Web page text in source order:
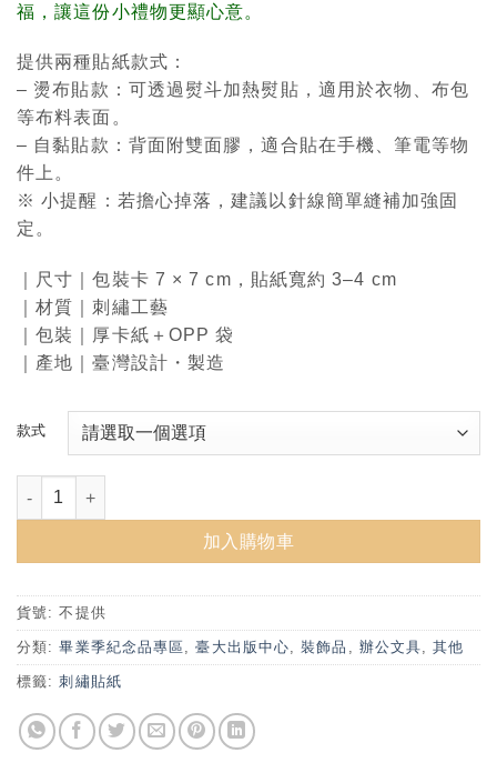
福，讓這份小禮物更顯心意。
提供兩種貼紙款式：
– 燙布貼款：可透過熨斗加熱熨貼，適用於衣物、布包
等布料表面。
– 自黏貼款：背面附雙面膠，適合貼在手機、筆電等物
件上。
※ 小提醒：若擔心掉落，建議以針線簡單縫補加強固
定。
｜尺寸｜包裝卡 7 × 7 cm，貼紙寬約 3–4 cm
｜材質｜刺繡工藝
｜包裝｜厚卡紙＋OPP 袋
｜產地｜臺灣設計・製造
款式
舊總圖檯燈 刺繡貼紙 - 自黏貼 / 燙布貼 數量
加入購物車
貨號:不提供
分類:畢業季紀念品專區 ,臺大出版中心 ,裝飾品 辦公文具 ,其他
標籤:刺繡貼紙